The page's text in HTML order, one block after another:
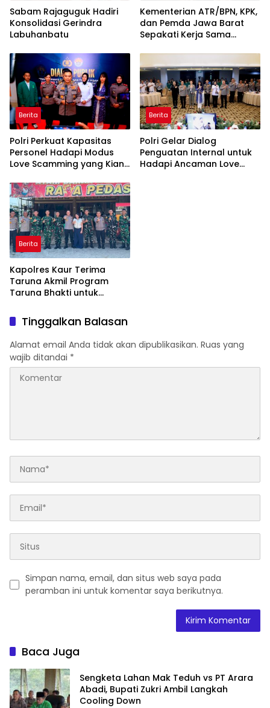
Sabam Rajaguguk Hadiri
Konsolidasi Gerindra
Labuhanbatu
Kementerian ATR/BPN, KPK,
dan Pemda Jawa Barat
Sepakati Kerja Sama
Korupsi serta Penguatan
Ekonomi Daerah
Berita
Polri Perkuat Kapasitas
Personel Hadapi Modus
Love Scamming yang Kian
Berita
Polri Gelar Dialog
Penguatan Internal untuk
Hadapi Ancaman Love
Berita
Kapolres Kaur Terima
Taruna Akmil Program
Taruna Bhakti untuk
Rakyat Kabupaten Kaur
Tinggalkan Balasan
Alamat email Anda tidak akan dipublikasikan. Ruas yang
wajib ditandai *
Simpan nama, email, dan situs web saya pada
peramban ini untuk komentar saya berikutnya.
Baca Juga
Sengketa Lahan Mak Teduh vs PT Arara
Abadi, Bupati Zukri Ambil Langkah
Cooling Down